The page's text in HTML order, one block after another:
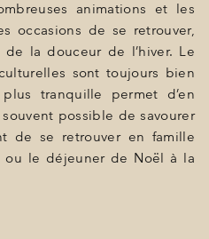
animations et les
occasions de se retrouver,
la douceur de l’hiver. Le
sont toujours bien
tranquille permet d’en
possible de savourer
de se retrouver en famille
le déjeuner de Noël à la